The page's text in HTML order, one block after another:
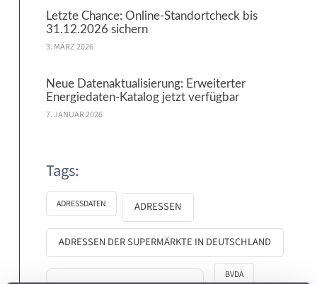
Letzte Chance: Online-Standortcheck bis
31.12.2026 sichern
3. MÄRZ 2026
Neue Datenaktualisierung: Erweiterter
Energiedaten-Katalog jetzt verfügbar
7. JANUAR 2026
Tags:
ADRESSDATEN ADRESSEN
ADRESSEN DER SUPERMÄRKTE IN DEUTSCHLAND
BVDA